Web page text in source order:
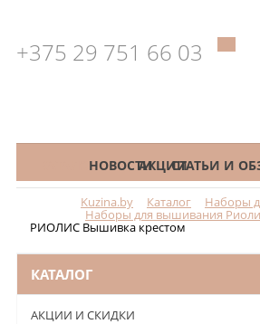
+375 29 751 66 03
КАТАЛОГНОВОСТИАКЦИИСТАТЬИ И
Kuzina.by Каталог Наборы
Наборы для вышивания
РИОЛИС Вышивка крестом
КАТАЛОГ
АКЦИИ И СКИДКИ